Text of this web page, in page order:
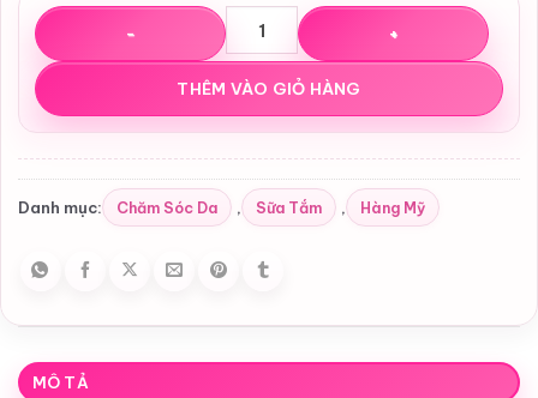
Sữa tắm gội toàn thân cho nam Irish Spring 5 in 1 số lượng
THÊM VÀO GIỎ HÀNG
Danh mục: Chăm Sóc Da , Sữa Tắm , Hàng Mỹ
MÔ TẢ